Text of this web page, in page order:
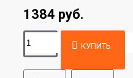
1384 руб.
КУПИТЬ